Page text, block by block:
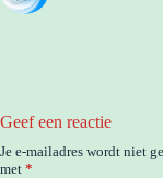
Geef een reactie
Je e-mailadres wordt niet
met *